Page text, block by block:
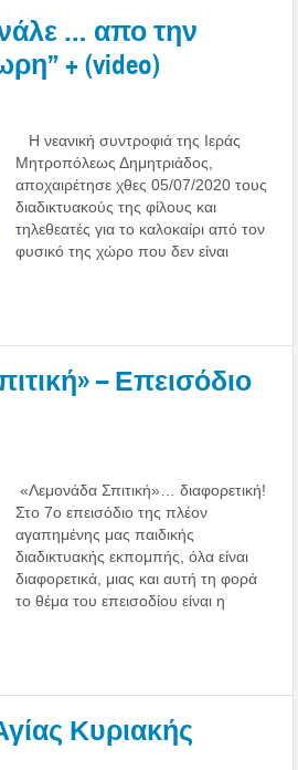
… απο την
+ (video)
Η νεανική συντροφιά της Ιεράς
Μητροπόλεως Δημητριάδος,
αποχαιρέτησε χθες 05/07/2020 τους
διαδικτυακούς της φίλους και
τηλεθεατές για το καλοκαίρι από τον
φυσικό της χώρο που δεν είναι
– Επεισόδιο
«Λεμονάδα Σπιτική»… διαφορετική!
Στο 7ο επεισόδιο της πλέον
αγαπημένης μας παιδικής
διαδικτυακής εκπομπής, όλα είναι
διαφορετικά, μιας και αυτή τη φορά
το θέμα του επεισοδίου είναι η
Κυριακής